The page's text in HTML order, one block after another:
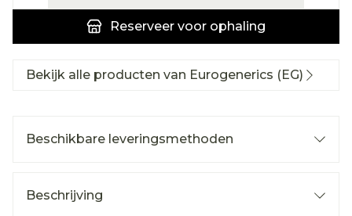
Reserveer voor ophaling
Bekijk alle producten van Eurogenerics (EG)
Beschikbare leveringsmethoden
Beschrijving